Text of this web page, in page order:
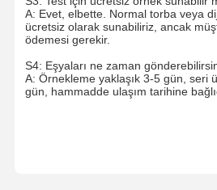
Termal Kağıt Rulosu
A: Evet, elbette. Normal torba veya
ücretsiz olarak sunabiliriz, ancak
ödemesi gerekir.
S4: Eşyaları ne zaman
A: Örnekleme yaklaşık 3-5 gün, seri
gün, hammadde ulaşım tarihine